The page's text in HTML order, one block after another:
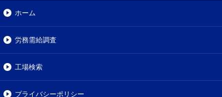
ホーム
労務需給調査
工場検索
プライバシーポリシー